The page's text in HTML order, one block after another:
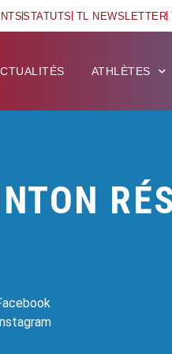
STATUTS TL NEWSLETTER
ATHLÈTES